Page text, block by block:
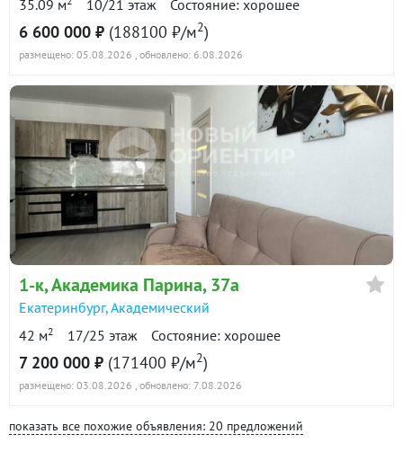
35.09 м 10/21 этаж Состояние: хорошее
6 600 000 ₽ (188100 ₽/м2)
размещено: 05.08.2026 , обновлено: 6.08.2026
1-к, Академика Парина, 37а
Екатеринбург,Академический
42 м2 17/25 этаж Состояние: хорошее
7 200 000 ₽ (171400 ₽/м2)
размещено: 03.08.2026 , обновлено: 7.08.2026
показать все похожие объявления: 20 предложений